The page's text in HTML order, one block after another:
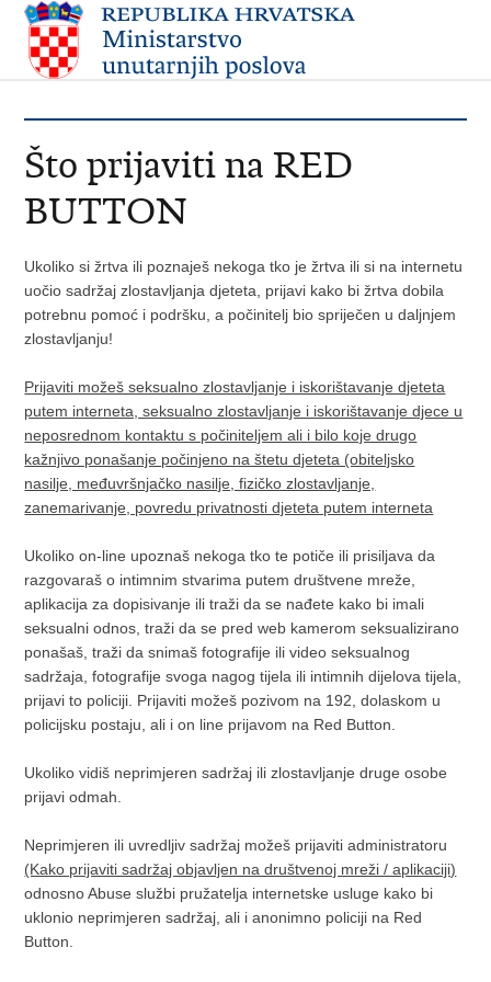
Što prijaviti na RED
BUTTON
Ukoliko si žrtva ili poznaješ nekoga tko je žrtva ili si na internetu
uočio sadržaj zlostavljanja djeteta, prijavi kako bi žrtva dobila
potrebnu pomoć i podršku, a počinitelj bio spriječen u daljnjem
zlostavljanju!
Prijaviti možeš seksualno zlostavljanje i iskorištavanje djeteta
putem interneta, seksualno zlostavljanje i iskorištavanje djece u
neposrednom kontaktu s počiniteljem ali i bilo koje drugo
kažnjivo ponašanje počinjeno na štetu djeteta (obiteljsko
nasilje, međuvršnjačko nasilje, fizičko zlostavljanje,
zanemarivanje, povredu privatnosti djeteta putem interneta
Ukoliko on-line upoznaš nekoga tko te potiče ili prisiljava da
razgovaraš o intimnim stvarima putem društvene mreže,
aplikacija za dopisivanje ili traži da se nađete kako bi imali
seksualni odnos, traži da se pred web kamerom seksualizirano
ponašaš, traži da snimaš fotografije ili video seksualnog
sadržaja, fotografije svoga nagog tijela ili intimnih dijelova tijela,
prijavi to policiji. Prijaviti možeš pozivom na 192, dolaskom u
policijsku postaju, ali i on line prijavom na Red Button.
Ukoliko vidiš neprimjeren sadržaj ili zlostavljanje druge osobe
prijavi odmah.
Neprimjeren ili uvredljiv sadržaj možeš prijaviti administratoru
(Kako prijaviti sadržaj objavljen na društvenoj mreži / aplikaciji)
odnosno Abuse službi pružatelja internetske usluge kako bi
uklonio neprimjeren sadržaj, ali i anonimno policiji na Red
Button.